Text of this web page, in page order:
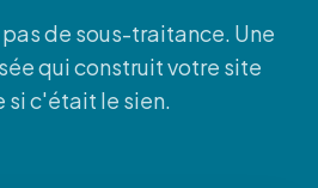
de sous-traitance. Une
qui construit votre site
si c'était le sien.